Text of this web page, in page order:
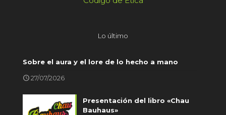
Lo último
Sobre el aura y el lore de lo hecho a mano
27/07/2026
Presentación del libro «Chau
Bauhaus»